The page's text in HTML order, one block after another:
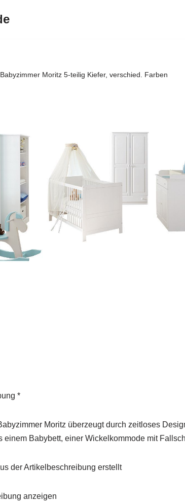
Moritz 5-teilig Kiefer, verschied. Farben
*
Moritz überzeugt durch zeitloses
einem Babybett, einer Wickelkommode mit
der Artikelbeschreibung erstellt
anzeigen